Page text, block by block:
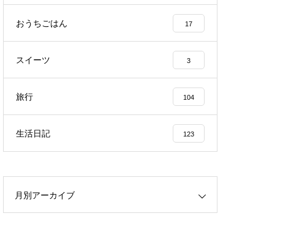
おうちごはん 17
スイーツ 3
旅行 104
生活日記 123
月別アーカイブ